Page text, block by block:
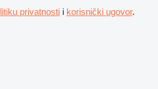
privatnosti i korisnički ugovor.